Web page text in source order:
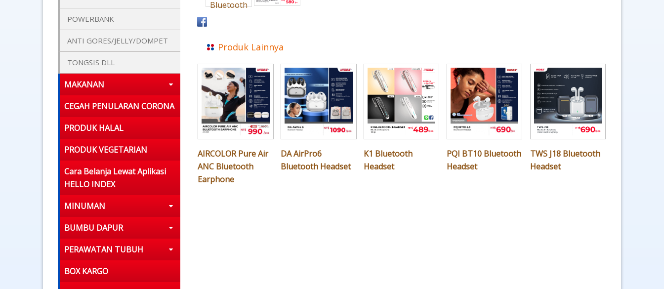
POWERBANK
ANTI GORES/JELLY/DOMPET
TONGSIS DLL
MAKANAN
CEGAH PENULARAN CORONA
PRODUK HALAL
PRODUK VEGETARIAN
Cara Belanja Lewat Aplikasi
HELLO INDEX
MINUMAN
BUMBU DAPUR
PERAWATAN TUBUH
BOX KARGO
Produk Lainnya
AIRCOLOR Pure Air
ANC Bluetooth
Earphone
DA AirPro6
Bluetooth Headset
K1 Bluetooth
Headset
PQI BT10 Bluetooth
Headset
TWS J18 Bluetooth
Headset